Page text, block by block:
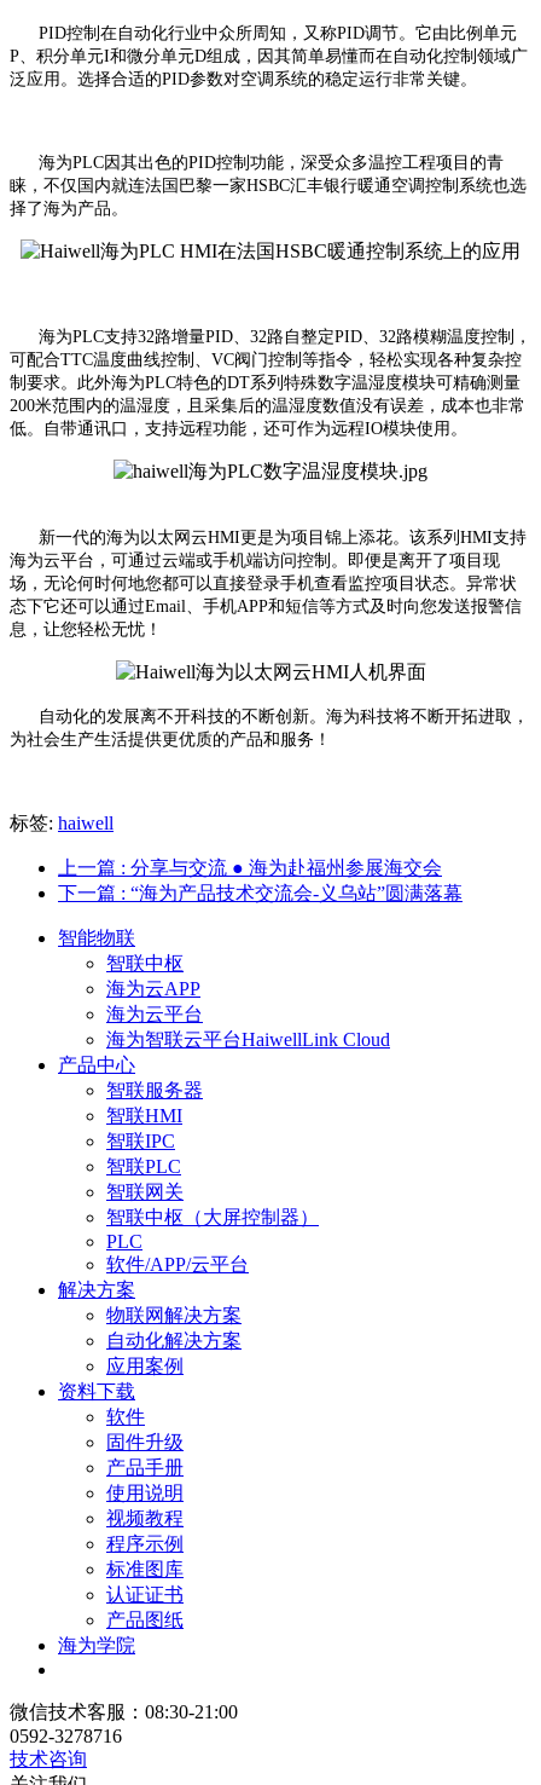
PID控制在自动化行业中众所周知，又称PID调节。它由比例单元
P、积分单元I和微分单元D组成，因其简单易懂而在自动化控制领域广
泛应用。选择合适的PID参数对空调系统的稳定运行非常关键。
海为PLC因其出色的PID控制功能，深受众多温控工程项目的青
睐，不仅国内就连法国巴黎一家HSBC汇丰银行暖通空调控制系统也选
择了海为产品。
海为PLC支持32路增量PID、32路自整定PID、32路模糊温度控制，
可配合TTC温度曲线控制、VC阀门控制等指令，轻松实现各种复杂控
制要求。此外海为PLC特色的DT系列特殊数字温湿度模块可精确测量
200米范围内的温湿度，且采集后的温湿度数值没有误差，成本也非常
低。自带通讯口，支持远程功能，还可作为远程IO模块使用。
新一代的海为以太网云HMI更是为项目锦上添花。该系列HMI支持
海为云平台，可通过云端或手机端访问控制。即便是离开了项目现
场，无论何时何地您都可以直接登录手机查看监控项目状态。异常状
态下它还可以通过Email、手机APP和短信等方式及时向您发送报警信
息，让您轻松无忧！
自动化的发展离不开科技的不断创新。海为科技将不断开拓进取，
为社会生产生活提供更优质的产品和服务！
标签: haiwell
上一篇 : 分享与交流 ● 海为赴福州参展海交会
下一篇 : “海为产品技术交流会-义乌站”圆满落幕
智能物联
智联中枢
海为云APP
海为云平台
海为智联云平台HaiwellLink Cloud
产品中心
智联服务器
智联HMI
智联IPC
智联PLC
智联网关
智联中枢（大屏控制器）
PLC
软件/APP/云平台
解决方案
物联网解决方案
自动化解决方案
应用案例
资料下载
软件
固件升级
产品手册
使用说明
视频教程
程序示例
标准图库
认证证书
产品图纸
海为学院
微信技术客服：08:30-21:00
0592-3278716
技术咨询